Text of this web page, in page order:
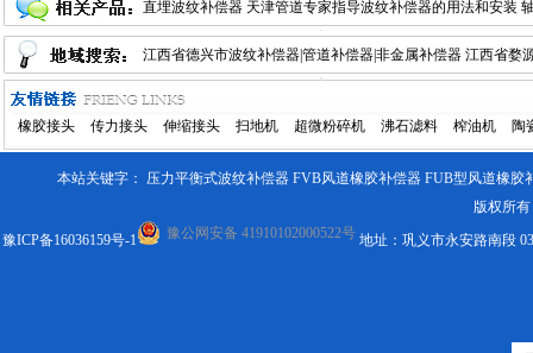
直埋波纹补偿器 天津管道专家指导波纹补偿器的用法和安装
器的选型 万向铰链横向波纹补偿器 供热管道用波纹管补偿器
江西省德兴市波纹补偿器|管道补偿器|非金属补偿器 江西省婺
西省鄱阳县波纹补偿器|管道补偿器|非金属补偿器
波纹补偿器|管道补偿器|非金属补偿器 江西省铅山县波纹补偿
橡胶接头 传力接头 伸缩接头 扫地机 超微粉碎机 沸石滤料 榨油机 陶
本站关键字： 压力平衡式波纹补偿器 FVB风道橡胶补偿器 FUB型风道橡胶
版权所有
豫ICP备16036159号-1
豫公网安备 41910102000522号 地址：巩义市永安路南段